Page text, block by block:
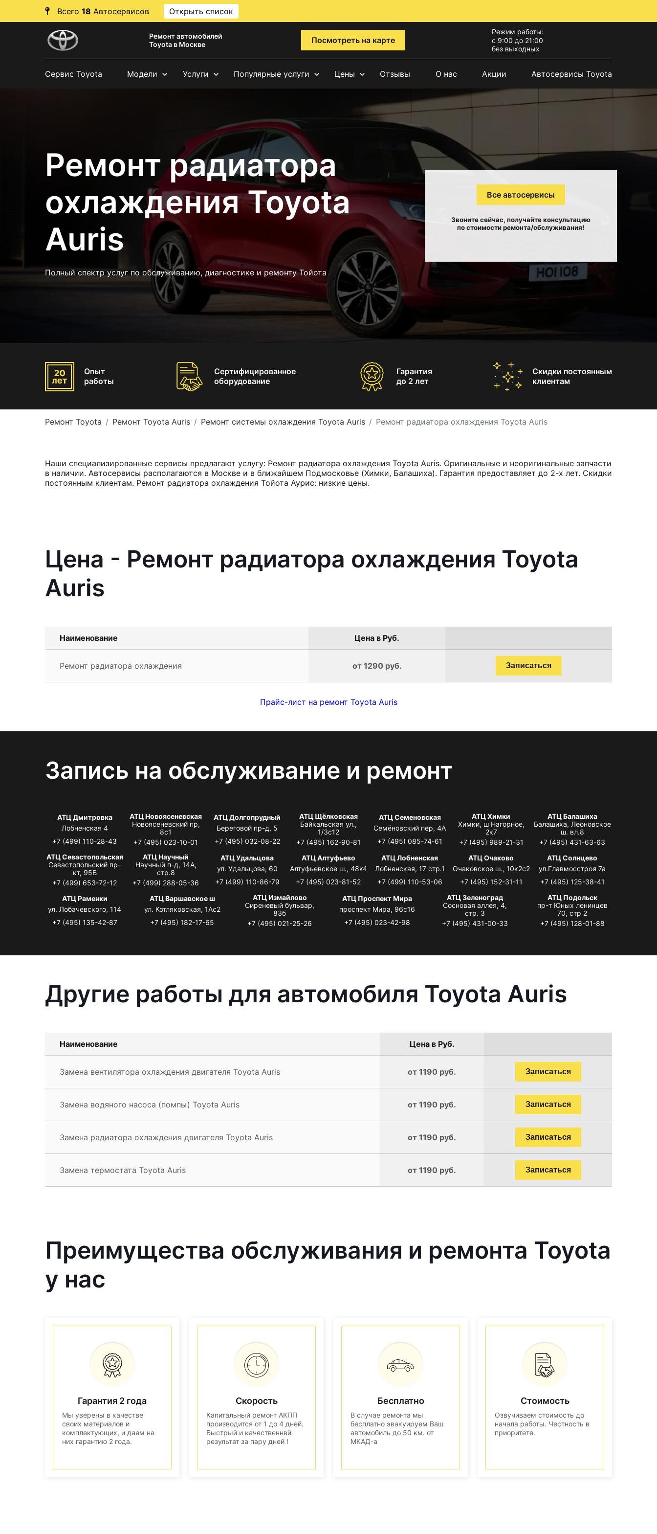
Всего 18 Автосервисов Открыть список
Ремонт автомобилей
Toyota в Москве
Посмотреть на карте
Режим работы:
с 9:00 до 21:00
без выходных
Сервис Toyota Модели Услуги Популярные услуги Цены Отзывы О нас Акции Автосервисы Toyota
Ремонт радиатора
охлаждения Toyota
Auris
Полный спектр услуг по обслуживанию, диагностике и ремонту Тойота
Все автосервисы
Звоните сейчас, получайте консультацию
по стоимости ремонта/обслуживания!
Опыт
работы
Сертифицированное
оборудование
Гарантия
до 2 лет
Скидки постоянным
клиентам
Ремонт Toyota Ремонт Toyota Auris Ремонт системы охлаждения Toyota Auris Ремонт радиатора охлаждения Toyota Auris
Наши специализированные сервисы предлагают услугу: Ремонт радиатора охлаждения Toyota Auris. Оригинальные и неоригинальные запчасти
в наличии. Автосервисы располагаются в Москве и в ближайшем Подмосковье (Химки, Балашиха). Гарантия предоставляет до 2-х лет. Скидки
постоянным клиентам. Ремонт радиатора охлаждения Тойота Аурис: низкие цены.
Цена - Ремонт радиатора охлаждения Toyota
Auris
Наименование Цена в Руб.
Ремонт радиатора охлаждения от 1290 руб. Записаться
Прайс-лист на ремонт Toyota Auris
Запись на обслуживание и ремонт
АТЦ Дмитровка
Лобненская 4
+7 (499) 110-28-43
АТЦ Новоясеневская
Новоясеневский пр,
8с1
+7 (495) 023-10-01
АТЦ Долгопрудный
Береговой пр-д, 5
+7 (495) 032-08-22
АТЦ Щёлковская
Байкальская ул.,
1/3с12
+7 (495) 162-90-81
АТЦ Семеновская
Семёновский пер, 4А
+7 (495) 085-74-61
АТЦ Химки
Химки, ш Нагорное,
2к7
+7 (495) 989-21-31
АТЦ Балашиха
Балашиха, Леоновское
ш. вл.8
+7 (495) 431-63-63
АТЦ Севастопольская
Севастопольский пр-
кт, 95Б
+7 (499) 653-72-12
АТЦ Научный
Научный п-д, 14А,
стр.8
+7 (499) 288-05-36
АТЦ Удальцова
ул. Удальцова, 60
+7 (499) 110-86-79
АТЦ Алтуфьево
Алтуфьевское ш., 48к4
+7 (495) 023-81-52
АТЦ Лобненская
Лобненская, 17 стр.1
+7 (499) 110-53-06
АТЦ Очаково
Очаковское ш., 10к2с2
+7 (495) 152-31-11
АТЦ Солнцево
ул.Главмосстроя 7а
+7 (495) 125-38-41
АТЦ Раменки
ул. Лобачевского, 114
+7 (495) 135-42-87
АТЦ Варшавское ш
ул. Котляковская, 1Ас2
+7 (495) 182-17-65
АТЦ Измайлово
Сиреневый бульвар,
83б
+7 (495) 021-25-26
АТЦ Проспект Мира
проспект Мира, 96с16
+7 (495) 023-42-98
АТЦ Зеленоград
Сосновая аллея, 4,
стр. 3
+7 (495) 431-00-33
АТЦ Подольск
пр-т Юных ленинцев
70, стр 2
+7 (495) 128-01-88
Другие работы для автомобиля Toyota Auris
Наименование Цена в Руб.
Замена вентилятора охлаждения двигателя Toyota Auris от 1190 руб. Записаться
Замена водяного насоса (помпы) Toyota Auris от 1190 руб. Записаться
Замена радиатора охлаждения двигателя Toyota Auris от 1190 руб. Записаться
Замена термостата Toyota Auris от 1190 руб. Записаться
Преимущества обслуживания и ремонта Toyota
у нас
Гарантия 2 года
Мы уверены в качестве
своих материалов и
комплектующих, и даем на
них гарантию 2 года.
Скорость
Капитальный ремонт АКПП
производится от 1 до 4 дней.
Быстрый и качественнвй
результат за пару дней !
Бесплатно
В случае ремонта мы
бесплатно эвакуируем Ваш
автомобиль до 50 км. от
МКАД-а
Стоимость
Озвучиваем стоимость до
начала работы. Честность в
приоритете.